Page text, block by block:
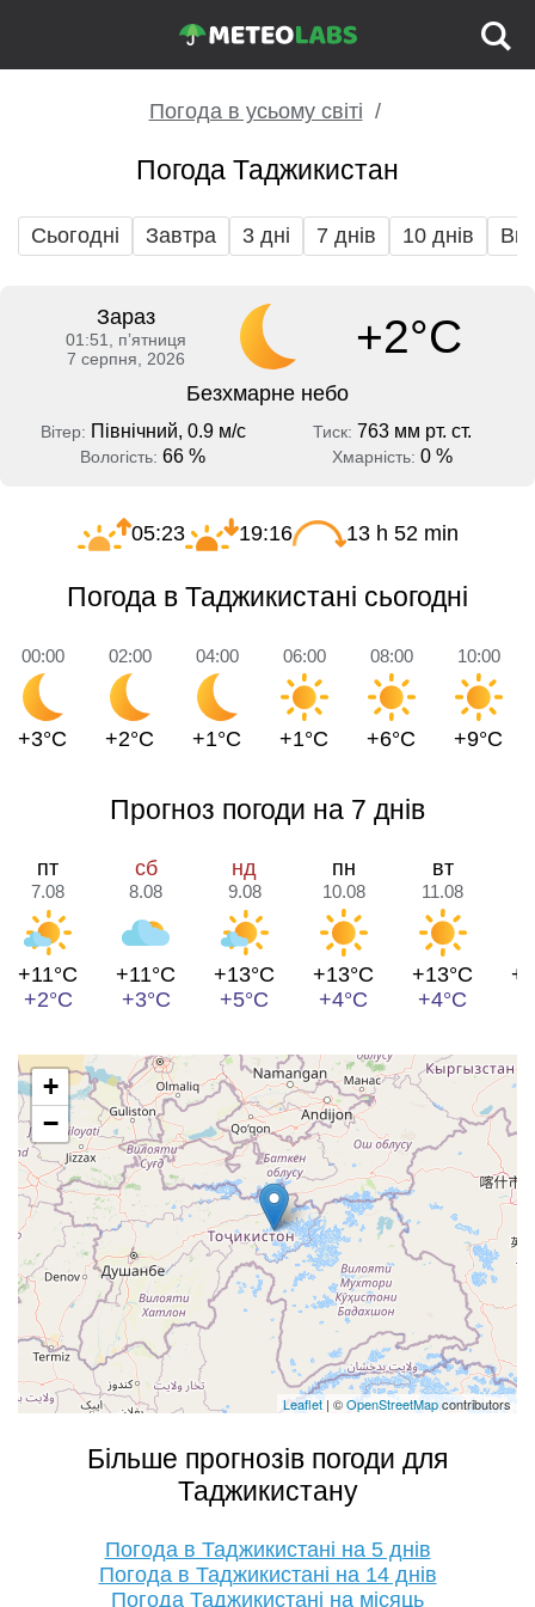
Погода в усьому світі
Погода Таджикистан
Сьогодні Завтра 3 дні 7 днів 10 днів
Зараз
01:51, пʼятниця
7 серпня, 2026
+2°C
Безхмарне небо
Вітер: Північний, 0.9 м/с Тиск: 763 мм рт. ст.
Вологість: 66 % Хмарність: 0 %
05:23 19:16 13 h 52 min
Погода в Таджикистані сьогодні
00:00
+3°C
02:00
+2°C
04:00
+1°C
06:00
+1°C
08:00
+6°C
10:00
+9°C
Прогноз погоди на 7 днів
пт
7.08
+11°C
+2°C
сб
8.08
+11°C
+3°C
нд
9.08
+13°C
+5°C
пн
10.08
+13°C
+4°C
вт
11.08
+13°C
+4°C
+
−
Leaflet| ©OpenStreetMapcontributors
Більше прогнозів погоди для
Таджикистану
Погода в Таджикистані на 5 днів
Погода в Таджикистані на 14 днів
Погода Таджикистані на місяць